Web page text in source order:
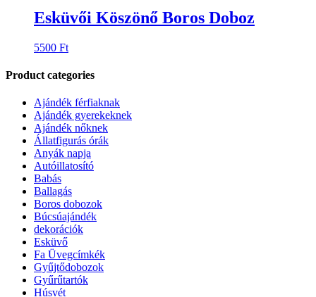
Esküvői Köszönő Boros Doboz
5500 Ft
Product categories
Ajándék férfiaknak
Ajándék gyerekeknek
Ajándék nőknek
Állatfigurás órák
Anyák napja
Autóillatosító
Babás
Ballagás
Boros dobozok
Búcsúajándék
dekorációk
Esküvő
Fa Üvegcímkék
Gyűjtődobozok
Gyűrűtartók
Húsvét